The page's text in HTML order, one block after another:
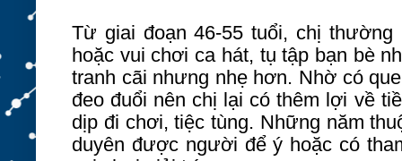
Từ giai đoạn 46-55 tuổi, chị
hoặc vui chơi ca hát, tụ tập bạn bè
tranh cãi nhưng nhẹ hơn. Nhờ có
đeo đuổi nên chị lại có thêm lợi về
dịp đi chơi, tiệc tùng. Những năm
duyên được người để ý hoặc có